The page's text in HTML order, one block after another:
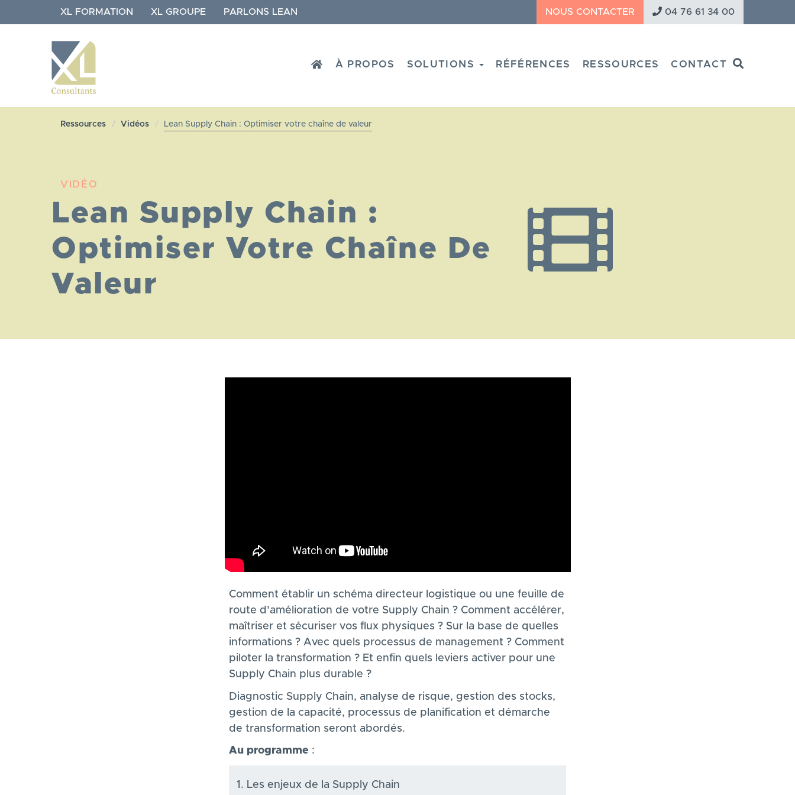
au
XL FORMATION XL GROUPE PARLONS LEAN NOUS CONTACTER 04 76 61 34 00
NAVIGATION
XL
HOME
À PROPOS SOLUTIONS RÉFÉRENCES RESSOURCES CONTACT
Ressources Vidéos Lean Supply Chain : Optimiser votre chaîne de valeur
VIDÉO
Lean Supply Chain :
Optimiser Votre Chaîne De
Valeur
Comment établir un schéma directeur logistique ou une feuille de
route d’amélioration de votre Supply Chain ? Comment accélérer,
maîtriser et sécuriser vos flux physiques ? Sur la base de quelles
informations ? Avec quels processus de management ? Comment
piloter la transformation ? Et enfin quels leviers activer pour une
Supply Chain plus durable ?
Diagnostic Supply Chain, analyse de risque, gestion des stocks,
gestion de la capacité, processus de planification et démarche
de transformation seront abordés.
Au programme :
Les enjeux de la Supply Chain